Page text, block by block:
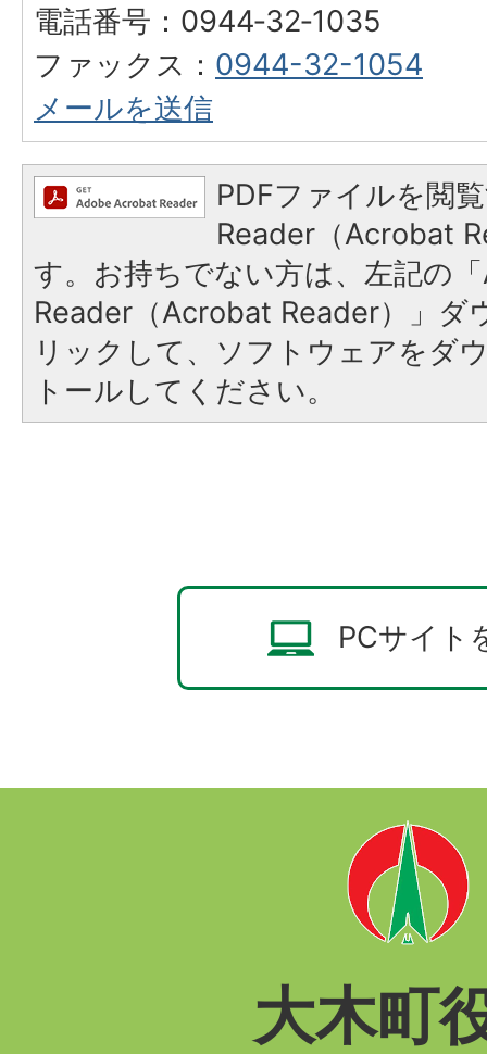
電話番号：0944‐32‐1035
ファックス： 0944-32-1054
メールを送信
PDFファイルを閲
Reader（Acrobat
す。お持ちでない方は、左記の
Reader（Acrobat Reader）」ダ
リックして、ソフトウェアをダ
トールしてください。
PCサイト
大木町